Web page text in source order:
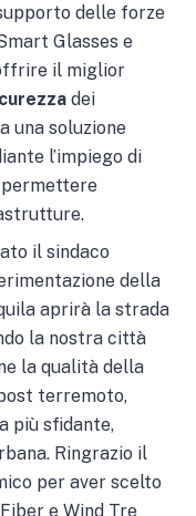
delle forze
Glasses e
il miglior
dei
una soluzione
l’impiego di
permettere
il sindaco
della
aprirà la strada
la nostra città
la qualità della
terremoto,
più sfidante,
Ringrazio il
per aver scelto
e Wind Tre